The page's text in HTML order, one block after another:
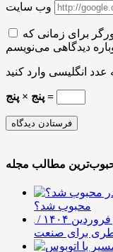
وب سایت
برای زمانی که
پنج × پنج =
محبوب شد؟
افزایش ۴.۶ درصدی تولید فولاد ایران در فروردین ۱۴۰۴ /
برای صنعت